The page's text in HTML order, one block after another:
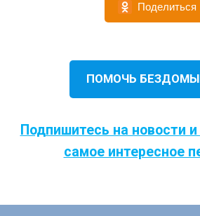
Поделиться
ПОМОЧЬ
Подпишитесь на новости и
самое интересное